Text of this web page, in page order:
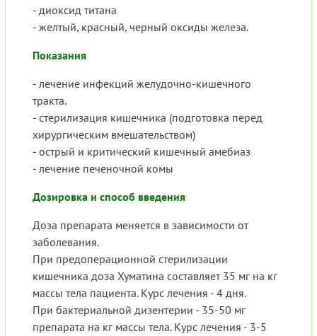
- диоксид титана
- желтый, красный, черный оксиды железа.
Показания
- лечение инфекций желудочно-кишечного
тракта.
- стерилизация кишечника (подготовка перед
хирургическим вмешательством)
- острый и критический кишечный амебиаз
- лечение печеночной комы
Дозировка и способ введения
Доза препарата меняется в зависимости от
заболевания.
При предоперационной стерилизации
кишечника доза Хуматина составляет 35 мг на кг
массы тела пациента. Курс лечения - 4 дня.
При бактериальной дизентерии - 35-50 мг
препарата на кг массы тела. Курс лечения - 3-5